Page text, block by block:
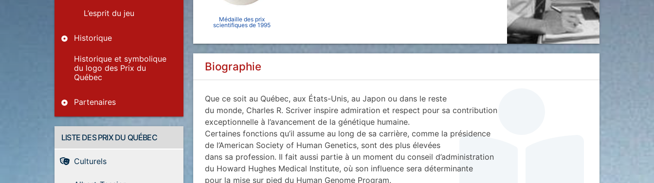
L’esprit du jeu
Historique
Historique et symbolique
du logo des Prix du
Québec
Partenaires
LISTE DES PRIX DU QUÉBEC
Culturels
Médaille des prix
scientifiques de 1995
Biographie
Que ce soit au Québec, aux États-Unis, au Japon ou dans le reste
du monde, Charles R. Scriver inspire admiration et respect pour sa contribution
exceptionnelle à l’avancement de la génétique humaine.
Certaines fonctions qu’il assume au long de sa carrière, comme la présidence
de l’American Society of Human Genetics, sont des plus élevées
dans sa profession. Il fait aussi partie à un moment du conseil d’administration
du Howard Hughes Medical Institute, où son influence sera déterminante
pour la mise sur pied du Human Genome Program.